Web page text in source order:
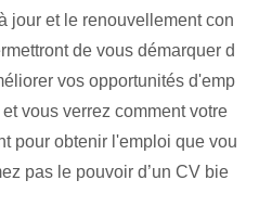
jour et le renouvellement con
de vous démarquer d
vos opportunités d'emp
vous verrez comment votre
pour obtenir l'emploi que vou
pas le pouvoir d’un CV bie